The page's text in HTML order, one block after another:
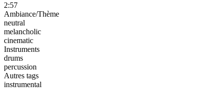
2:57
Ambiance/Thème
neutral
melancholic
cinematic
Instruments
drums
percussion
Autres tags
instrumental